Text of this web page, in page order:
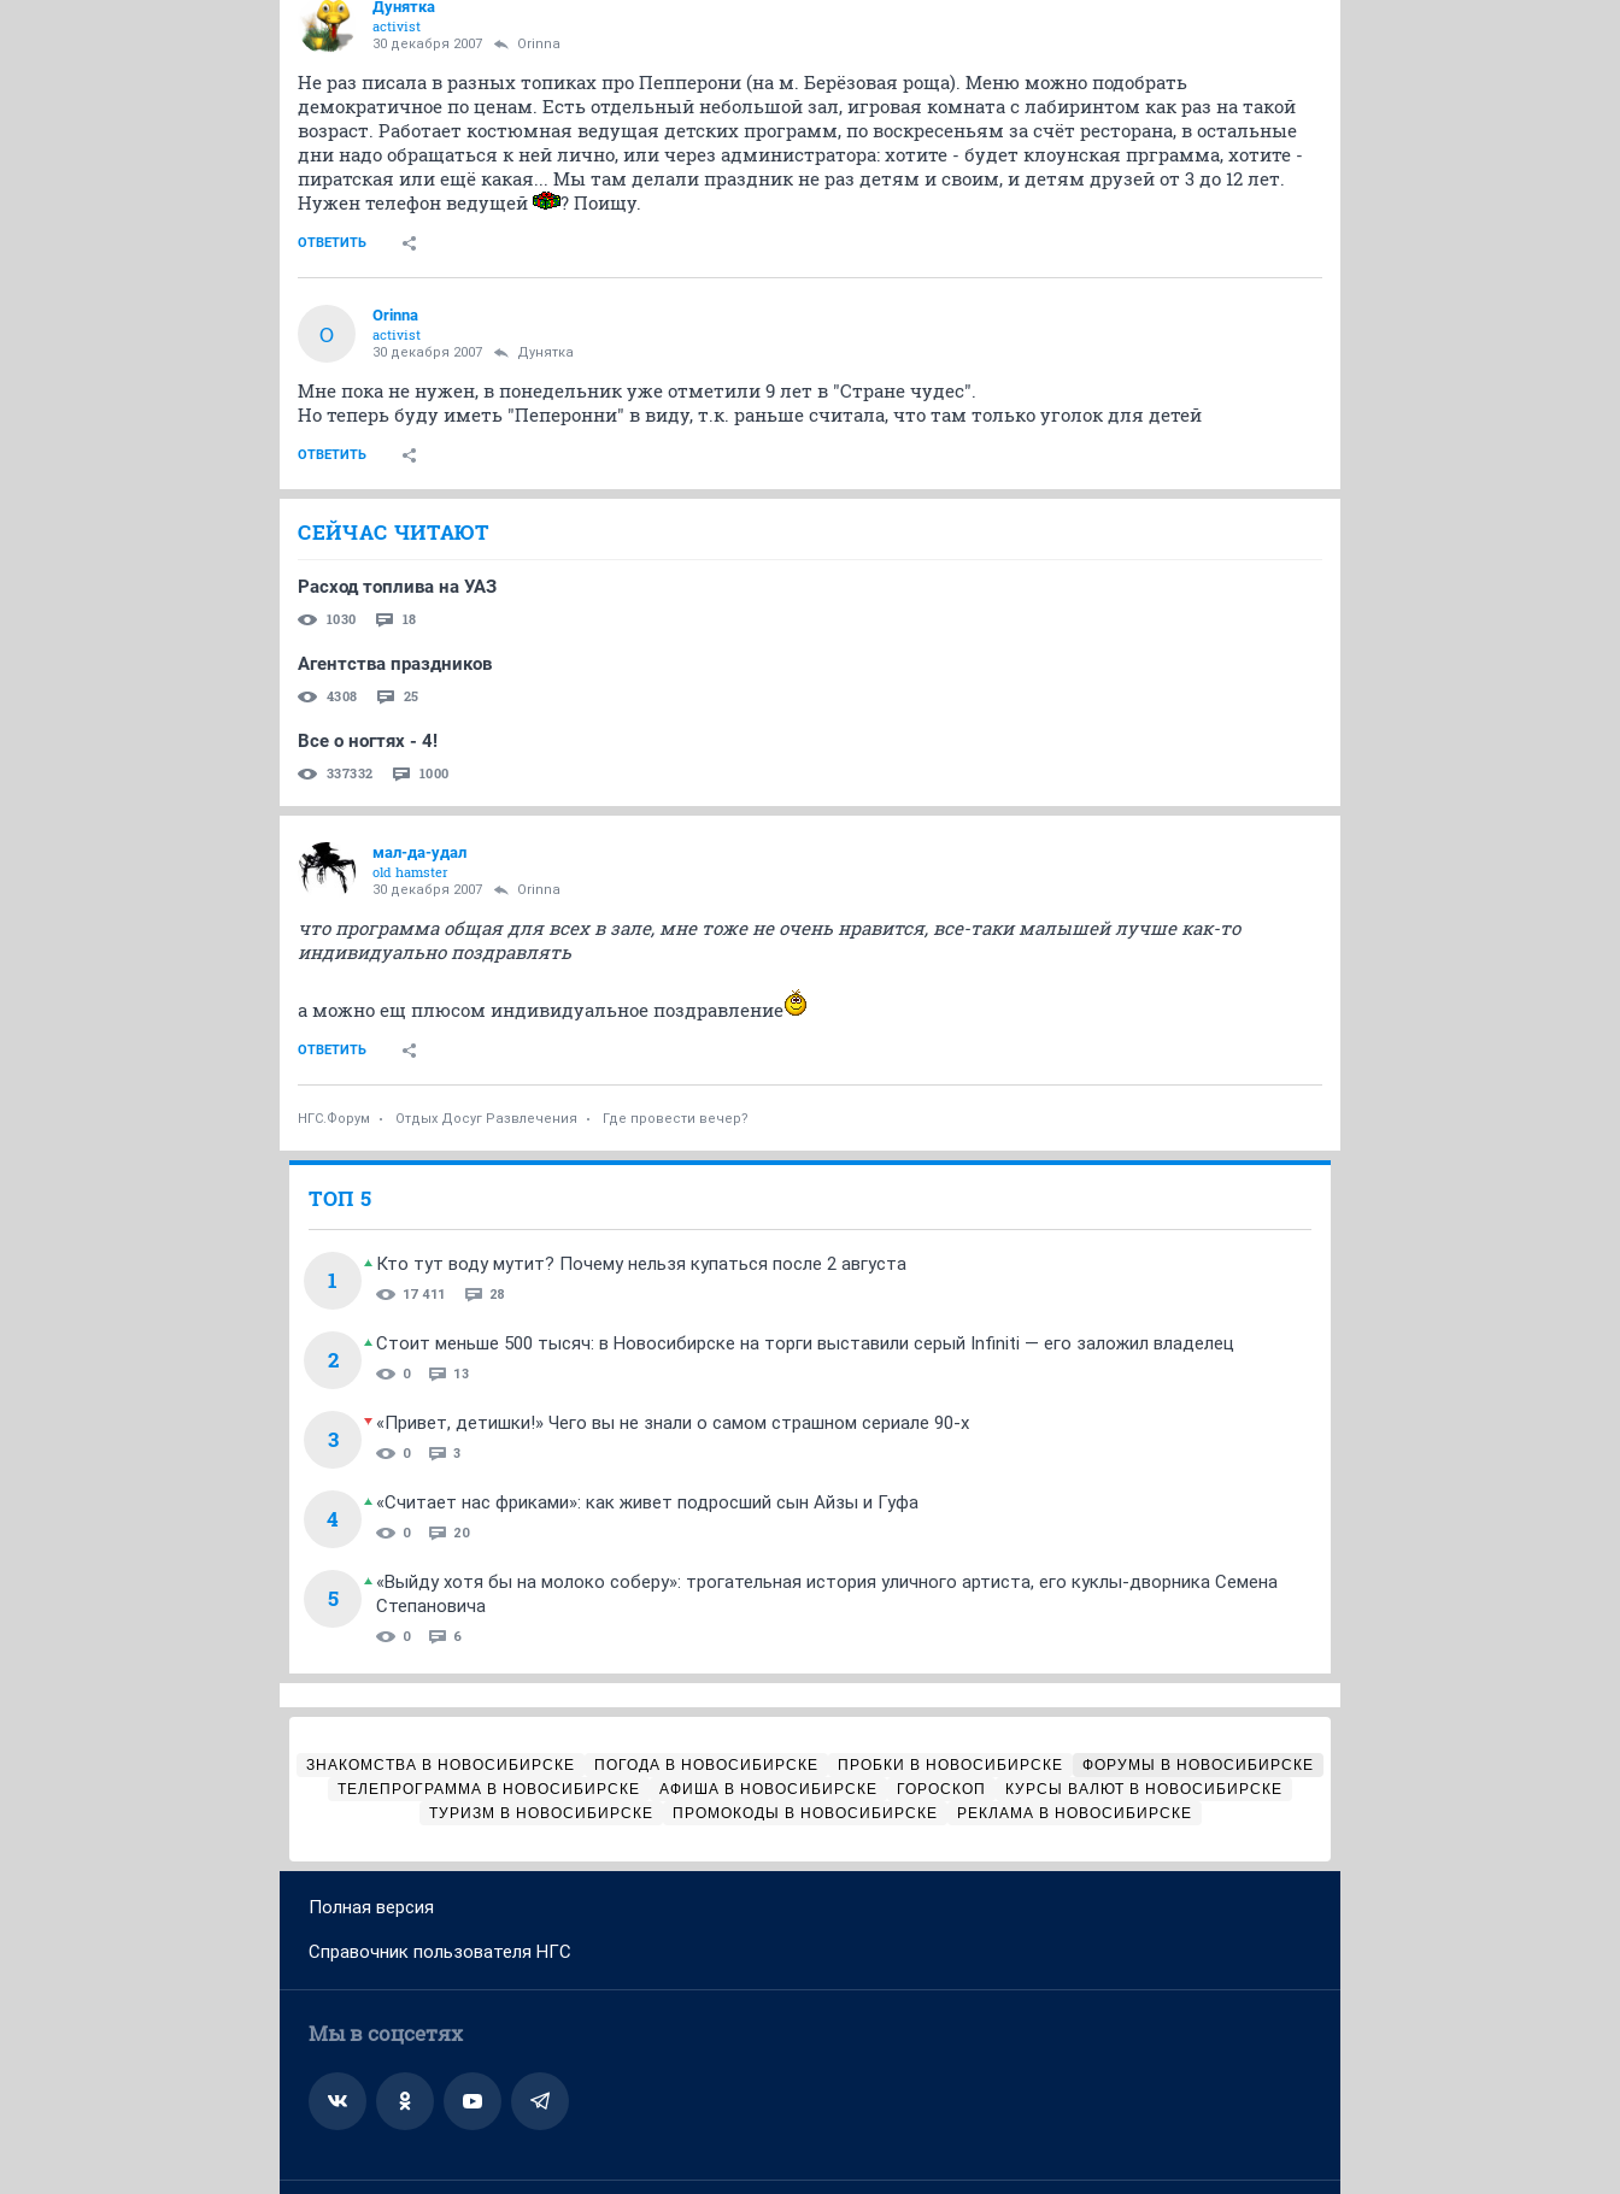
Дунятка
activist
30 декабря 2007 Orinna
Не раз писала в разных топиках про Пепперони (на м. Берёзовая роща). Меню можно подобрать
демократичное по ценам. Есть отдельный небольшой зал, игровая комната с лабиринтом как раз на такой
возраст. Работает костюмная ведущая детских программ, по воскресеньям за счёт ресторана, в остальные
дни надо обращаться к ней лично, или через администратора: хотите - будет клоунская прграмма, хотите -
пиратская или ещё какая... Мы там делали праздник не раз детям и своим, и детям друзей от 3 до 12 лет.
Нужен телефон ведущей
? Поищу.
ОТВЕТИТЬ
O
Orinna
activist
30 декабря 2007 Дунятка
Мне пока не нужен, в понедельник уже отметили 9 лет в "Стране чудес".
Но теперь буду иметь "Пеперонни" в виду, т.к. раньше считала, что там только уголок для детей
ОТВЕТИТЬ
СЕЙЧАС ЧИТАЮТ
Расход топлива на УАЗ
1030 18
Агентства праздников
4308 25
Все о ногтях - 4!
337332 1000
мал-да-удал
old hamster
30 декабря 2007 Orinna
что программа общая для всех в зале, мне тоже не очень нравится, все-таки малышей лучше как-то
индивидуально поздравлять
а можно ещ плюсом индивидуальное поздравление
ОТВЕТИТЬ
НГС.Форум Отдых Досуг Развлечения Где провести вечер?
ТОП 5
1
Кто тут воду мутит? Почему нельзя купаться после 2 августа
17 411 28
2
Стоит меньше 500 тысяч: в Новосибирске на торги выставили серый Infiniti — его заложил владелец
0 13
3
«Привет, детишки!» Чего вы не знали о самом страшном сериале 90-х
0 3
4
«Считает нас фриками»: как живет подросший сын Айзы и Гуфа
0 20
5
«Выйду хотя бы на молоко соберу»: трогательная история уличного артиста, его куклы-дворника Семена
Степановича
0 6
ЗНАКОМСТВА В НОВОСИБИРСКЕ ПОГОДА В НОВОСИБИРСКЕ ПРОБКИ В НОВОСИБИРСКЕ
ФОРУМЫ В НОВОСИБИРСКЕ
ТЕЛЕПРОГРАММА В НОВОСИБИРСКЕ
АФИША В НОВОСИБИРСКЕ ГОРОСКОП
КУРСЫ ВАЛЮТ В НОВОСИБИРСКЕ
ТУРИЗМ В НОВОСИБИРСКЕ
ПРОМОКОДЫ В НОВОСИБИРСКЕ РЕКЛАМА В НОВОСИБИРСКЕ
Полная версия
Справочник пользователя НГС
Мы в соцсетях